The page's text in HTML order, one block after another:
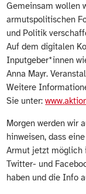
Gemeinsam wollen
armutspolitischen
und Politik
Auf dem digitalen
Inputgeber*innen
Anna Mayr.
Weitere
Sie unter:
Morgen werden wir
hinweisen, dass
Armut jetzt möglich
Twitter- und
haben und die Info